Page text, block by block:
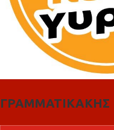
ΓΡΑΜΜΑΤΙΚΑΚΗΣ